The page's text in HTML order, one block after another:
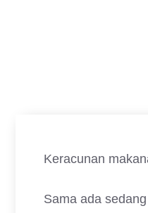
Keracunan
Sama ada